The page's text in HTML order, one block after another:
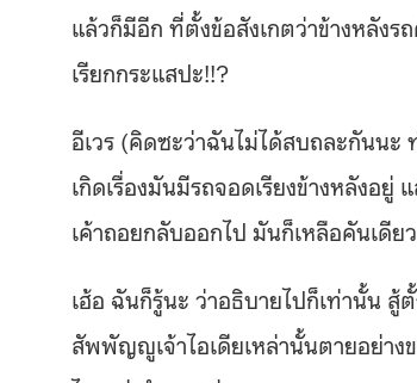
แล้วก็มีอีก ที่ตั้งข้อสังเกตว่าข้างหลังร
เรียกกระแสปะ!!?
อีเวร (คิดซะว่าฉันไม่ได้สบถละกันนะ
เกิดเรื่องมันมีรถจอดเรียงข้างหลังอ
เค้าถอยกลับออกไป มันก็เหลือคันเดีย
เฮ้อ ฉันก็รู้นะ ว่าอธิบายไปก็เท่านั้น สู้
สัพพัญญูเจ้าไอเดียเหล่านั้นตายอย่าง